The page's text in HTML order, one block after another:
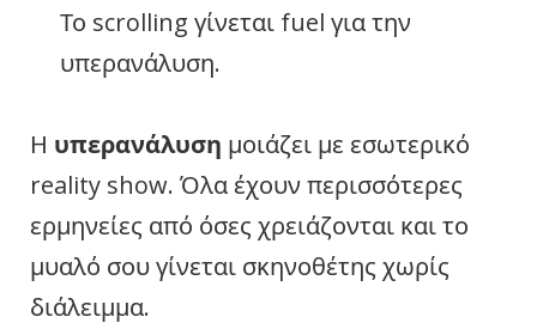
Το scrolling γίνεται fuel για την
υπερανάλυση.
Η υπερανάλυση μοιάζει με εσωτερικό
reality show. Όλα έχουν περισσότερες
ερμηνείες από όσες χρειάζονται και το
μυαλό σου γίνεται σκηνοθέτης χωρίς
διάλειμμα.